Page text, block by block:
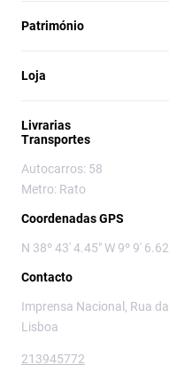
Património
Loja
Livrarias
Transportes
Autocarros: 58
Metro: Rato
Coordenadas GPS
N 38º 43' 4.45" W 9º 9'
Contacto
Imprensa Nacional, Rua
Lisboa
213945772